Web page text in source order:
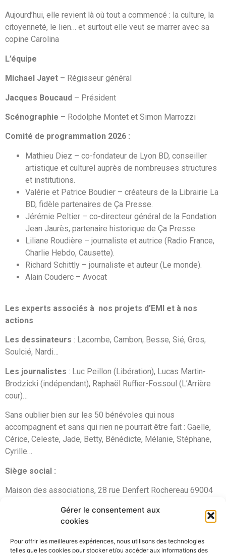
Gérer le consentement aux
cookies
Pour offrir les meilleures expériences, nous utilisons des technologies
telles que les cookies pour stocker et/ou accéder aux informations des
Aujourd’hui, elle revient là où tout a commencé : la culture, la
citoyenneté, le lien… et surtout elle veut se marrer avec sa
copine Carolina
L’équipe
Michael Jayet – Régisseur général
Jacques Boucaud – Président
Scénographie – Rodolphe Montet et Simon Marrozzi
Comité de programmation 2026 :
Mathieu Diez – co-fondateur de Lyon BD, conseiller
artistique et culturel auprès de nombreuses structures
et institutions.
Valérie et Patrice Boudier – créateurs de la Librairie La
BD, fidèle partenaires de Ça Presse.
Jérémie Peltier – co-directeur général de la Fondation
Jean Jaurès, partenaire historique de Ça Presse
Liliane Roudière – journaliste et autrice (Radio France,
Charlie Hebdo, Causette).
Richard Schittly – journaliste et auteur (Le monde).
Alain Couderc – Avocat
Les experts associés à nos projets d’EMI et à nos
actions
Les dessinateurs : Lacombe, Cambon, Besse, Sié, Gros,
Soulcié, Nardi…
Les journalistes : Luc Peillon (Libération), Lucas Martin-
Brodzicki (indépendant), Raphaël Ruffier-Fossoul (L’Arrière
cour)…
Sans oublier bien sur les 50 bénévoles qui nous
accompagnent et sans qui rien ne pourrait être fait : Gaelle,
Cérice, Celeste, Jade, Betty, Bénédicte, Mélanie, Stéphane,
Cyrille…
Siège social :
Maison des associations, 28 rue Denfert Rochereau 69004